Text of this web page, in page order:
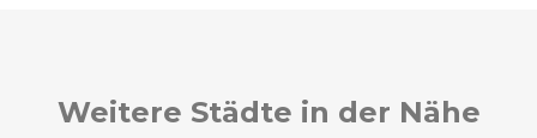
Weitere Städte in der Nähe